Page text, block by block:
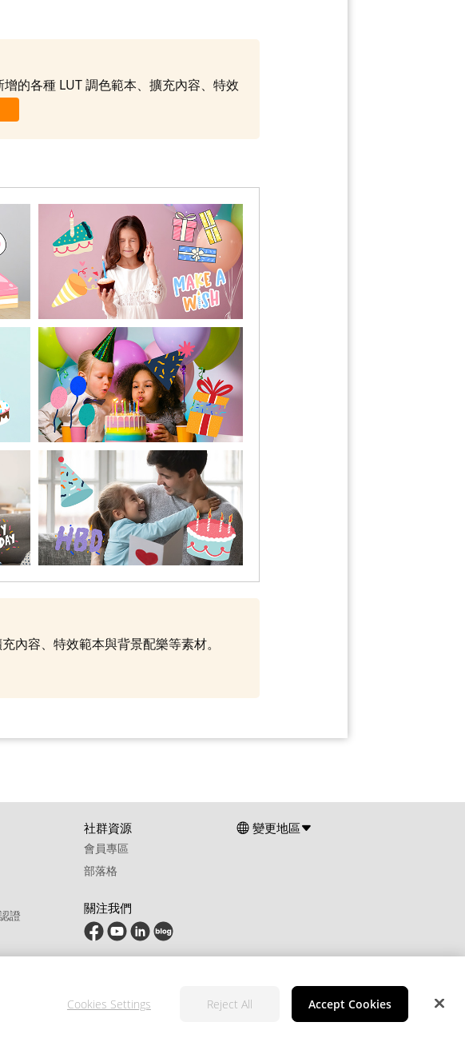
的各種 LUT 調色範本、擴充內容、特效
內容、特效範本與背景配樂等素材。
證
社群資源
會員專區
部落格
關注我們
變更地區
Cookies Settings Reject All Accept Cookies